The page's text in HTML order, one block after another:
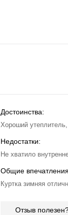
Достоинства:
Хороший
Недостатки:
Не хватило
Общие
Куртка зимняя
Отзыв